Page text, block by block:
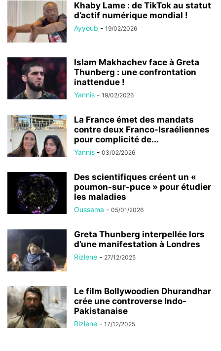
Khaby Lame : de TikTok au statut
d’actif numérique mondial !
Ayyoub - 19/02/2026
Islam Makhachev face à Greta
Thunberg : une confrontation
inattendue !
Yannis - 19/02/2026
La France émet des mandats
contre deux Franco-Israéliennes
pour complicité de...
Yannis - 03/02/2026
Des scientifiques créent un «
poumon-sur-puce » pour étudier
les maladies
Oussama - 05/01/2026
Greta Thunberg interpellée lors
d’une manifestation à Londres
Rizlene - 27/12/2025
Le film Bollywoodien Dhurandhar
crée une controverse Indo-
Pakistanaise
Rizlene - 17/12/2025